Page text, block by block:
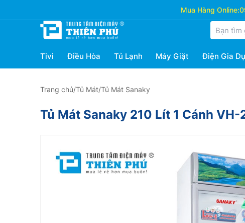
Mua Hàng Online:
Tivi Điều Hòa Tủ Lạnh Máy Giặt Điện Gia
Trang chủ/Tủ Mát/Tủ Mát Sanaky
Tủ Mát Sanaky 210 Lít 1 Cánh VH-